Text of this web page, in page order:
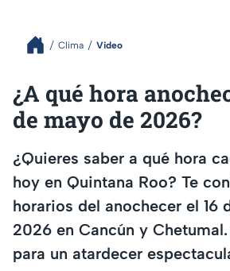
Clima Video
¿A qué hora
de mayo de 2026?
¿Quieres saber a qué hora
hoy en Quintana Roo? Te
horarios del anochecer el 16
2026 en Cancún y Chetumal.
para un atardecer